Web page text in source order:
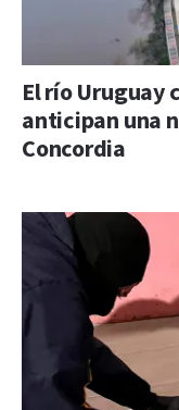
El río Uruguay
anticipan una
Concordia